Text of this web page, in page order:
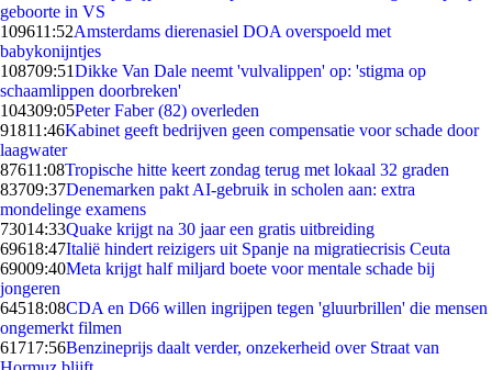
geboorte in VS
109611:52Amsterdams dierenasiel DOA overspoeld met
babykonijntjes
108709:51Dikke Van Dale neemt 'vulvalippen' op: 'stigma op
schaamlippen doorbreken'
104309:05Peter Faber (82) overleden
91811:46Kabinet geeft bedrijven geen compensatie voor schade door
laagwater
87611:08Tropische hitte keert zondag terug met lokaal 32 graden
83709:37Denemarken pakt AI-gebruik in scholen aan: extra
mondelinge examens
73014:33Quake krijgt na 30 jaar een gratis uitbreiding
69618:47Italië hindert reizigers uit Spanje na migratiecrisis Ceuta
69009:40Meta krijgt half miljard boete voor mentale schade bij
jongeren
64518:08CDA en D66 willen ingrijpen tegen 'gluurbrillen' die mensen
ongemerkt filmen
61717:56Benzineprijs daalt verder, onzekerheid over Straat van